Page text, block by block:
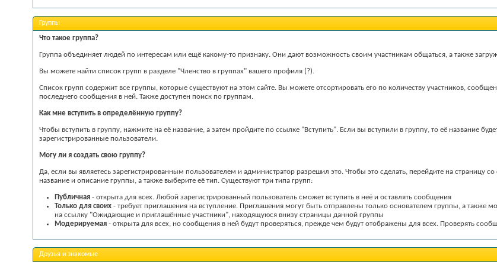
Группы
Что такое группа?
Группа объединяет людей по интересам или ещё какому-то признаку. Они дают возможность своим участникам общаться, а также
Вы можете найти список групп в разделе "Членство в группах" вашего профиля (?).
Список групп содержит все группы, которые существуют на этом сайте. Вы можете отсортировать его по количеству участников,
последнего сообщения в ней. Также доступен поиск по группам.
Как мне вступить в определённую группу?
Чтобы вступить в группу, нажмите на её название, а затем пройдите по ссылке "Вступить". Если вы вступили в группу, то её название
зарегистрированные пользователи.
Могу ли я создать свою группу?
Да, если вы являетесь зарегистрированным пользователем и администратор разрешил это. Чтобы это сделать, перейдите на страницу
название и описание группы, а также выберите её тип. Существуют три типа групп:
Публичная - открыта для всех. Любой зарегистрированный пользователь сможет вступить в неё и оставлять сообщения
Только для своих - требует приглашения на вступление. Приглашения могут быть отправлены только основателем группы, а
на ссылку "Ожидающие и приглашённые участники", находящуюся внизу страницы данной группы
Модерируемая - открыта для всех, но сообщения в ней будут проверяться, прежде чем будут отображены для всех. Проверять
Друзья и знакомые